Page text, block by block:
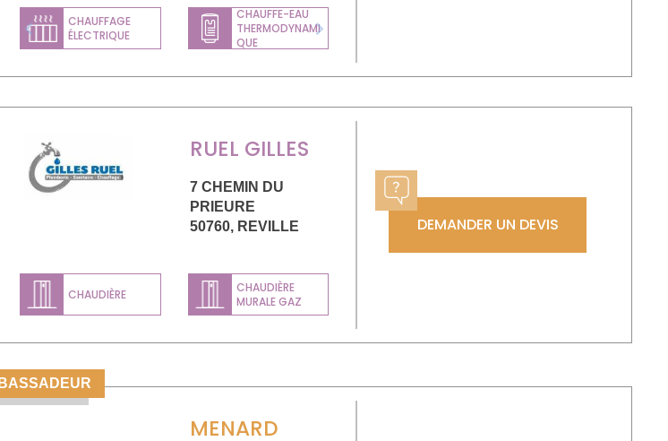
CHAUFFAGE
ÉLECTRIQUE
CHAUFFE-EAU
THERMODYNAMI
QUE
Previous Next
RUEL GILLES
7 CHEMIN DU
PRIEURE
50760, REVILLE
CHAUDIÈRE
CHAUDIÈRE
MURALE GAZ
DEMANDER UN DEVIS
MENARD